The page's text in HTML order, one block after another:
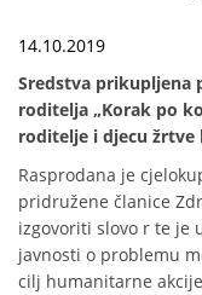
14.10.2019
Sredstva prikupljena
roditelja „Korak po
roditelje i djecu žrtve
Rasprodana je
pridružene članice
izgovoriti slovo r te je
javnosti o problemu
cilj humanitarne